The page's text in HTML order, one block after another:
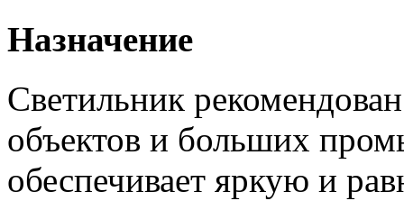
Назначение
Светильник
объектов и больших
обеспечивает яркую и